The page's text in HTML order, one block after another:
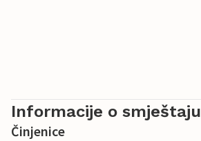
Informacije o smještaju
Činjenice